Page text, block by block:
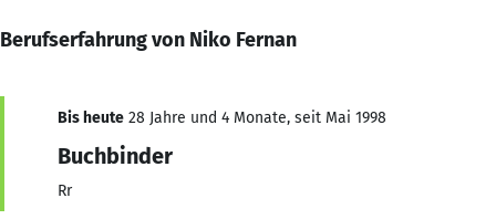
Berufserfahrung von Niko Fernan
Bis heute 28 Jahre und 4 Monate, seit Mai 1998
Buchbinder
Rr